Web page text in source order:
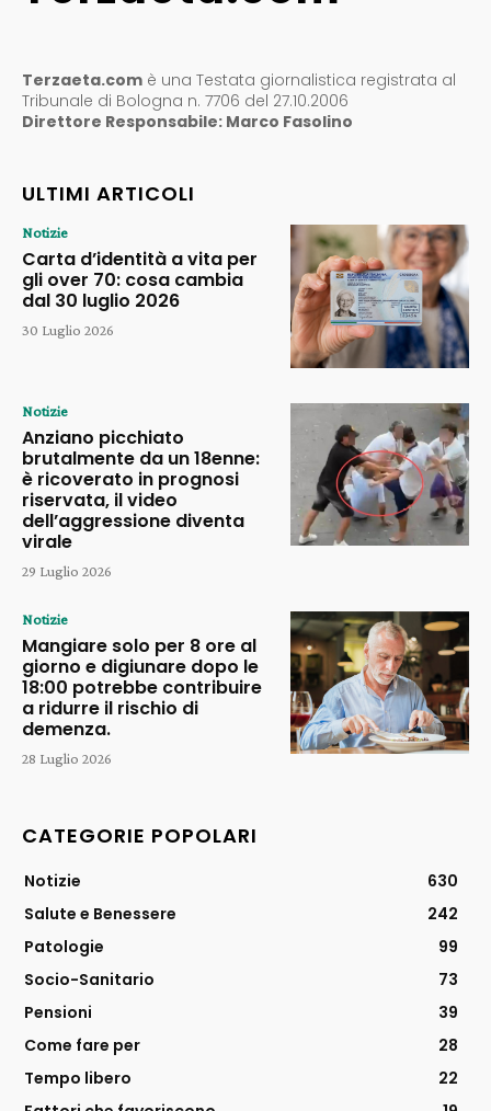
Terzaeta.com è una Testata giornalistica registrata al
Tribunale di Bologna n. 7706 del 27.10.2006
Direttore Responsabile: Marco Fasolino
ULTIMI ARTICOLI
Notizie
Carta d’identità a vita per
gli over 70: cosa cambia
dal 30 luglio 2026
30 Luglio 2026
Notizie
Anziano picchiato
brutalmente da un 18enne:
è ricoverato in prognosi
riservata, il video
dell’aggressione diventa
virale
29 Luglio 2026
Notizie
Mangiare solo per 8 ore al
giorno e digiunare dopo le
18:00 potrebbe contribuire
a ridurre il rischio di
demenza.
28 Luglio 2026
CATEGORIE POPOLARI
Notizie
630
Salute e Benessere
242
Patologie
99
Socio-Sanitario
73
Pensioni
39
Come fare per
28
Tempo libero
22